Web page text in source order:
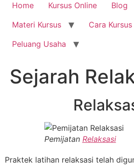
Home Kursus Online
Blog
Materi Kursus
Cara Kursus
Peluang Usaha
Sejarah
Pemijatan Relaksasi
Praktek latihan relaksasi telah